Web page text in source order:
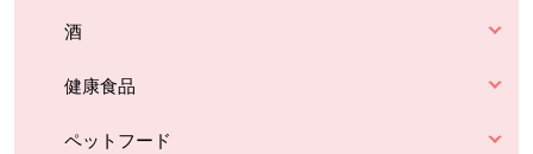
酒
健康食品
ペットフード